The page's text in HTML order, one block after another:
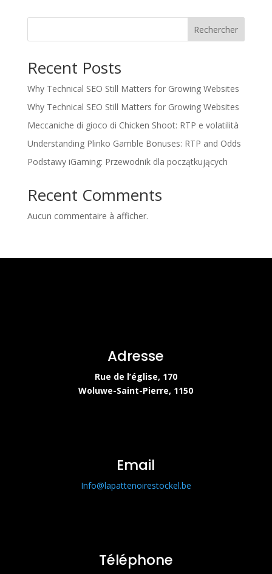
Rechercher
Recent Posts
Why Technical SEO Still Matters for Growing Websites
Why Technical SEO Still Matters for Growing Websites
Meccaniche di gioco di Chicken Shoot: RTP e volatilità
Understanding Plinko Gamble Bonuses: RTP and Odds
Podstawy iGaming: Przewodnik dla początkujących
Recent Comments
Aucun commentaire à afficher.
Adresse
Rue de l’église, 170
Woluwe-Saint-Pierre, 1150
Email
Info@lapattenoirestockel.be
Téléphone